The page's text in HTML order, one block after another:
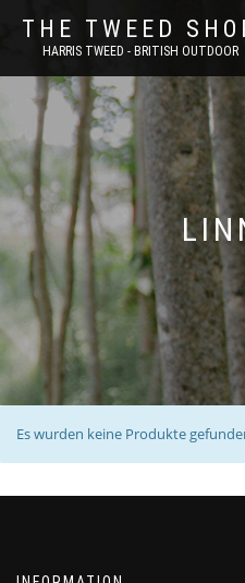
THE TWEED
HARRIS TWEED - BRITISH OUTDOOR
Es wurden keine Produkte